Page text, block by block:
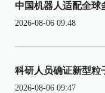
中国机器人适配全球
2026-08-06 09:48
科研人员确证新型粒
2026-08-06 09:47